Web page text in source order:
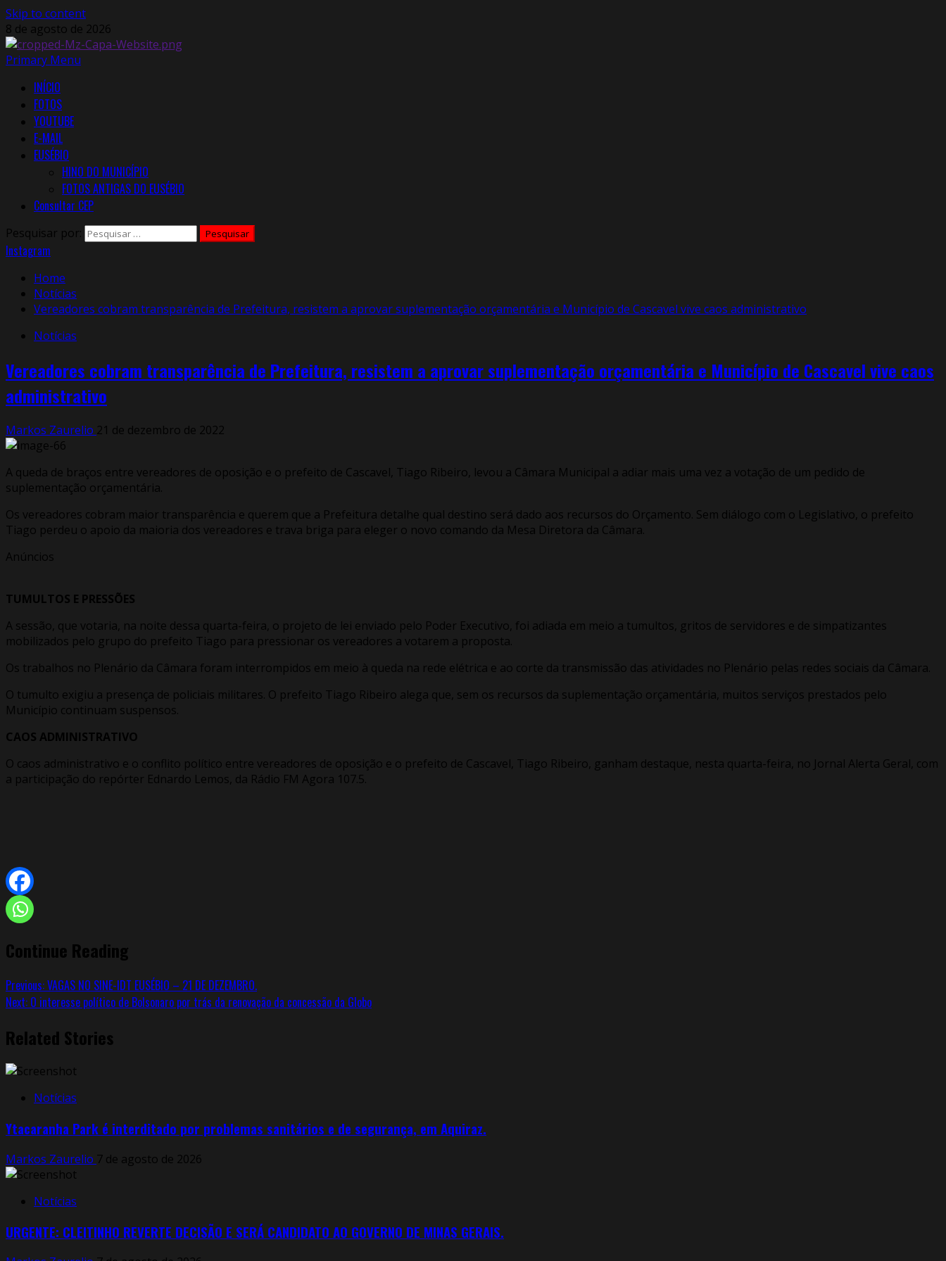
Skip to content
8 de agosto de 2026
Primary Menu
INÍCIO
FOTOS
YOUTUBE
E-MAIL
EUSÉBIO
HINO DO MUNICÍPIO
FOTOS ANTIGAS DO EUSÉBIO
Consultar CEP
Pesquisar por:
Instagram
Home
Notícias
Vereadores cobram transparência de Prefeitura, resistem a aprovar suplementação orçamentária e Município de Cascavel vive caos administrativo
Notícias
Vereadores cobram transparência de Prefeitura, resistem a aprovar suplementação orçamentária e Município de Cascavel vive caos
administrativo
Markos Zaurelio 21 de dezembro de 2022
A queda de braços entre vereadores de oposição e o prefeito de Cascavel, Tiago Ribeiro, levou a Câmara Municipal a adiar mais uma vez a votação de um pedido de
suplementação orçamentária.
Os vereadores cobram maior transparência e querem que a Prefeitura detalhe qual destino será dado aos recursos do Orçamento. Sem diálogo com o Legislativo, o prefeito
Tiago perdeu o apoio da maioria dos vereadores e trava briga para eleger o novo comando da Mesa Diretora da Câmara.
Anúncios
TUMULTOS E PRESSÕES
A sessão, que votaria, na noite dessa quarta-feira, o projeto de lei enviado pelo Poder Executivo, foi adiada em meio a tumultos, gritos de servidores e de simpatizantes
mobilizados pelo grupo do prefeito Tiago para pressionar os vereadores a votarem a proposta.
Os trabalhos no Plenário da Câmara foram interrompidos em meio à queda na rede elétrica e ao corte da transmissão das atividades no Plenário pelas redes sociais da Câmara.
O tumulto exigiu a presença de policiais militares. O prefeito Tiago Ribeiro alega que, sem os recursos da suplementação orçamentária, muitos serviços prestados pelo
Município continuam suspensos.
CAOS ADMINISTRATIVO
O caos administrativo e o conflito político entre vereadores de oposição e o prefeito de Cascavel, Tiago Ribeiro, ganham destaque, nesta quarta-feira, no Jornal Alerta Geral, com
a participação do repórter Ednardo Lemos, da Rádio FM Agora 107.5.
Continue Reading
Previous:VAGAS NO SINE-IDT EUSÉBIO – 21 DE DEZEMBRO.
Next: O interesse político de Bolsonaro por trás da renovação da concessão da Globo
Related Stories
Notícias
Ytacaranha Park é interditado por problemas sanitários e de segurança, em Aquiraz.
Markos Zaurelio 7 de agosto de 2026
Notícias
URGENTE: CLEITINHO REVERTE DECISÃO E SERÁ CANDIDATO AO GOVERNO DE MINAS GERAIS.